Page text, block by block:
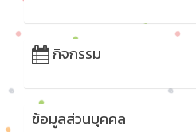
กิจกรรม
ข้อมูลส่วนบุคคล